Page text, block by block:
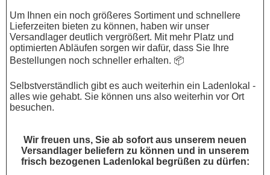
Um Ihnen ein noch größeres Sortiment und schnellere
Lieferzeiten bieten zu können, haben wir unser
Versandlager deutlich vergrößert. Mit mehr Platz und
optimierten Abläufen sorgen wir dafür, dass Sie Ihre
Bestellungen noch schneller erhalten. 📦
Selbstverständlich gibt es auch weiterhin ein Ladenlokal -
alles wie gehabt. Sie können uns also weiterhin vor Ort
besuchen.
Wir freuen uns, Sie ab sofort aus unserem neuen
Versandlager beliefern zu können und in unserem
frisch bezogenen Ladenlokal begrüßen zu dürfen: